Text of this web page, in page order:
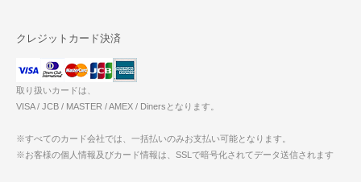
クレジットカード決済
取り扱いカードは、
VISA / JCB / MASTER / AMEX / Dinersとなります。
※すべてのカード会社では、一括払いのみお支払い可能となります。
※お客様の個人情報及びカード情報は、SSLで暗号化されてデータ送信されます